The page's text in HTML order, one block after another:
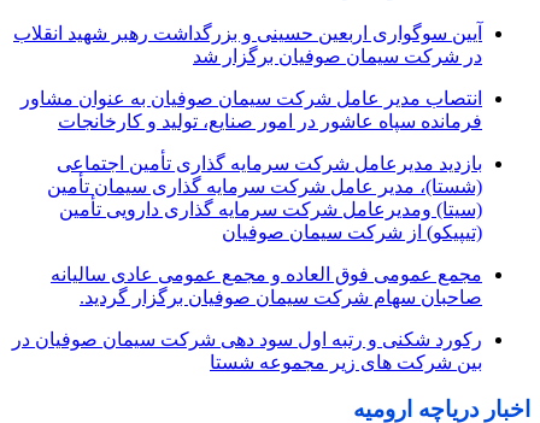
آیین سوگواری اربعین حسینی و بزرگداشت رهبر شهید انقلاب
در شرکت سیمان صوفیان برگزار شد
انتصاب مدیر عامل شرکت سیمان صوفیان به عنوان مشاور
فرمانده سپاه عاشور در امور صنایع، تولید و کارخانجات
بازدید مدیرعامل شرکت سرمایه گذاری تأمین اجتماعی
(شستا)، مدیر عامل شرکت سرمایه گذاری سیمان تأمین
(سیتا) ومدیرعامل شرکت سرمایه گذاری دارویی تأمین
(تیپیکو) از شرکت سیمان صوفیان
مجمع عمومی فوق العاده و مجمع عمومی عادی سالیانه
صاحبان سهام شرکت سیمان صوفیان برگزار گردید.
رکورد شکنی و رتبه اول سود دهی شرکت سیمان صوفیان در
بین شرکت های زیر مجموعه شستا
اخبار دریاچه ارومیه